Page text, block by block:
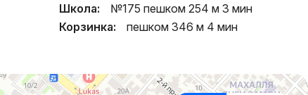
Школа:
№175 пешком 254 м 3 мин
Корзинка:
пешком 346 м 4 мин